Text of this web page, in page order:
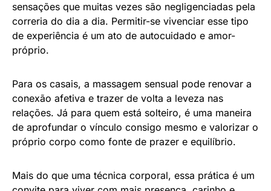
sensações que muitas vezes são negligenciadas pela
correria do dia a dia. Permitir-se vivenciar esse tipo
de experiência é um ato de autocuidado e amor-
próprio.
Para os casais, a massagem sensual pode renovar a
conexão afetiva e trazer de volta a leveza nas
relações. Já para quem está solteiro, é uma maneira
de aprofundar o vínculo consigo mesmo e valorizar o
próprio corpo como fonte de prazer e equilíbrio.
Mais do que uma técnica corporal, essa prática é um